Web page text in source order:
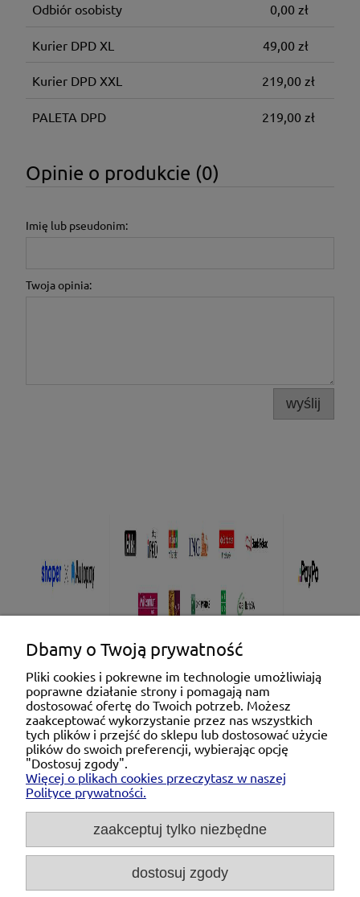
Odbiór osobisty 0,00 zł
Kurier DPD XL 49,00 zł
Kurier DPD XXL 219,00 zł
PALETA DPD 219,00 zł
Opinie o produkcie (0)
Imię lub pseudonim:
Twoja opinia:
wyślij
Pomoc
Moje konto
Płatności i dostawa
O nas
Michał Niedźwiecki Dobra Armatura, ul. Krakowska
28d/5, 71-021 Szczecin, woj. zachodniopomorskie,
Dbamy o Twoją prywatność
Pliki cookies i pokrewne im technologie umożliwiają
poprawne działanie strony i pomagają nam
dostosować ofertę do Twoich potrzeb. Możesz
zaakceptować wykorzystanie przez nas wszystkich
tych plików i przejść do sklepu lub dostosować użycie
plików do swoich preferencji, wybierając opcję
"Dostosuj zgody".
Więcej o plikach cookies przeczytasz w naszej
Polityce prywatności.
zaakceptuj tylko niezbędne
dostosuj zgody